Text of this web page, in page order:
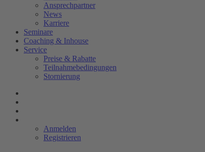
Ansprechpartner
News
Karriere
Seminare
Coaching & Inhouse
Service
Preise & Rabatte
Teilnahmebedingungen
Stornierung
Anmelden
Registrieren